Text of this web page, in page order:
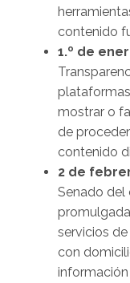
contenido
1.º de
mostrar o
de
contenido
2 de
Senado del
servicios
con